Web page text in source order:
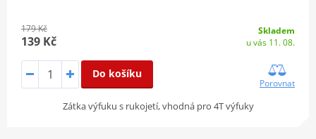
179 Kč
139 Kč
Skladem
u vás 11. 08.
Do košíku
Porovnat
Zátka výfuku s rukojetí, vhodná pro 4T výfuky